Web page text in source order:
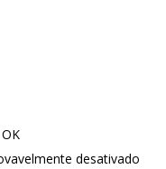
desativado